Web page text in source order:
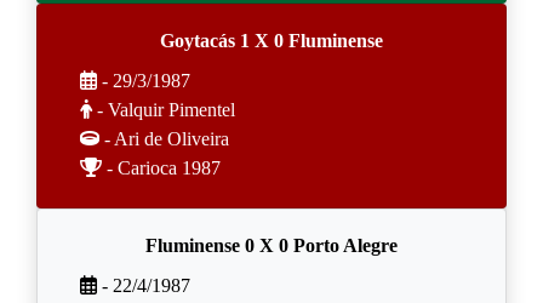
Goytacás 1 X 0 Fluminense
- 29/3/1987
- Valquir Pimentel
- Ari de Oliveira
- Carioca 1987
Fluminense 0 X 0 Porto Alegre
- 22/4/1987